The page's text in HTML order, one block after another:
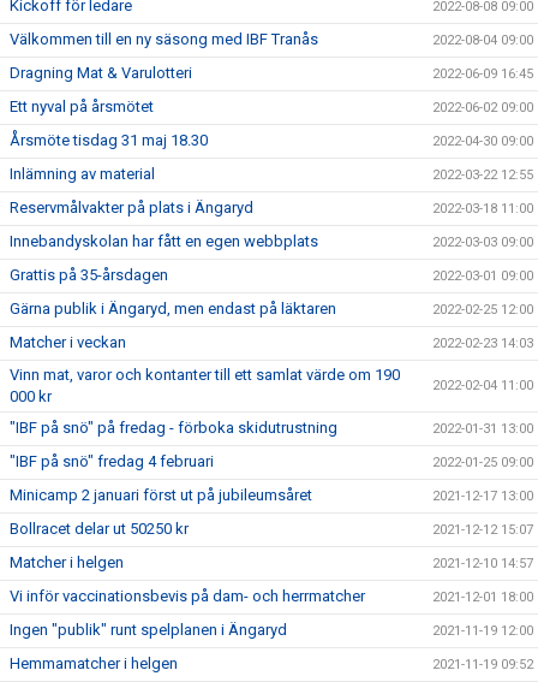
Kickoff för ledare 2022-08-08 09:00
Välkommen till en ny säsong med IBF Tranås 2022-08-04 09:00
Dragning Mat & Varulotteri 2022-06-09 16:45
Ett nyval på årsmötet 2022-06-02 09:00
Årsmöte tisdag 31 maj 18.30 2022-04-30 09:00
Inlämning av material 2022-03-22 12:55
Reservmålvakter på plats i Ängaryd 2022-03-18 11:00
Innebandyskolan har fått en egen webbplats 2022-03-03 09:00
Grattis på 35-årsdagen 2022-03-01 09:00
Gärna publik i Ängaryd, men endast på läktaren 2022-02-25 12:00
Matcher i veckan 2022-02-23 14:03
Vinn mat, varor och kontanter till ett samlat värde om 190
000 kr
2022-02-04 11:00
"IBF på snö" på fredag - förboka skidutrustning 2022-01-31 13:00
"IBF på snö" fredag 4 februari 2022-01-25 09:00
Minicamp 2 januari först ut på jubileumsåret 2021-12-17 13:00
Bollracet delar ut 50250 kr 2021-12-12 15:07
Matcher i helgen 2021-12-10 14:57
Vi inför vaccinationsbevis på dam- och herrmatcher 2021-12-01 18:00
Ingen "publik" runt spelplanen i Ängaryd 2021-11-19 12:00
Hemmamatcher i helgen 2021-11-19 09:52